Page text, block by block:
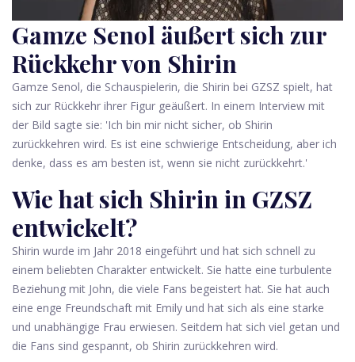
Gamze Senol äußert sich zur
Rückkehr von Shirin
Gamze Senol, die Schauspielerin, die Shirin bei GZSZ spielt, hat
sich zur Rückkehr ihrer Figur geäußert. In einem Interview mit
der Bild sagte sie: 'Ich bin mir nicht sicher, ob Shirin
zurückkehren wird. Es ist eine schwierige Entscheidung, aber ich
denke, dass es am besten ist, wenn sie nicht zurückkehrt.'
Wie hat sich Shirin in GZSZ
entwickelt?
Shirin wurde im Jahr 2018 eingeführt und hat sich schnell zu
einem beliebten Charakter entwickelt. Sie hatte eine turbulente
Beziehung mit John, die viele Fans begeistert hat. Sie hat auch
eine enge Freundschaft mit Emily und hat sich als eine starke
und unabhängige Frau erwiesen. Seitdem hat sich viel getan und
die Fans sind gespannt, ob Shirin zurückkehren wird.